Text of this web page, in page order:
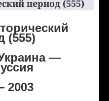
период (555)
(555)
—
2003